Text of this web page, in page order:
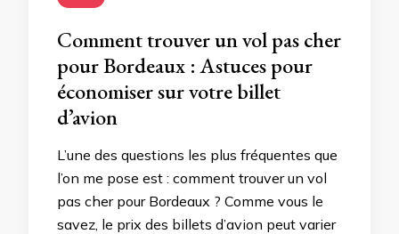
Comment trouver un vol pas cher
pour Bordeaux : Astuces pour
économiser sur votre billet
d’avion
L’une des questions les plus fréquentes que
l’on me pose est : comment trouver un vol
pas cher pour Bordeaux ? Comme vous le
savez, le prix des billets d’avion peut varier